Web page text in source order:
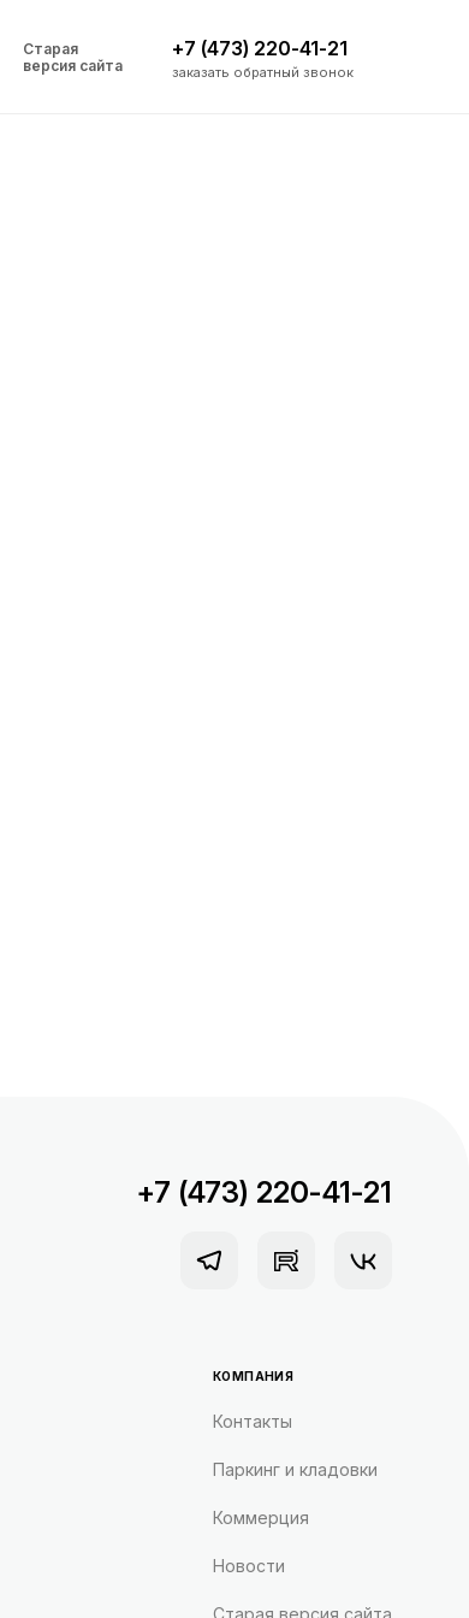
Старая
версия сайта
+7 (473) 220-41-21
заказать обратный звонок
+7 (473) 220-41-21
КОМПАНИЯ
Контакты
Паркинг и кладовки
Коммерция
Новости
Старая версия сайта